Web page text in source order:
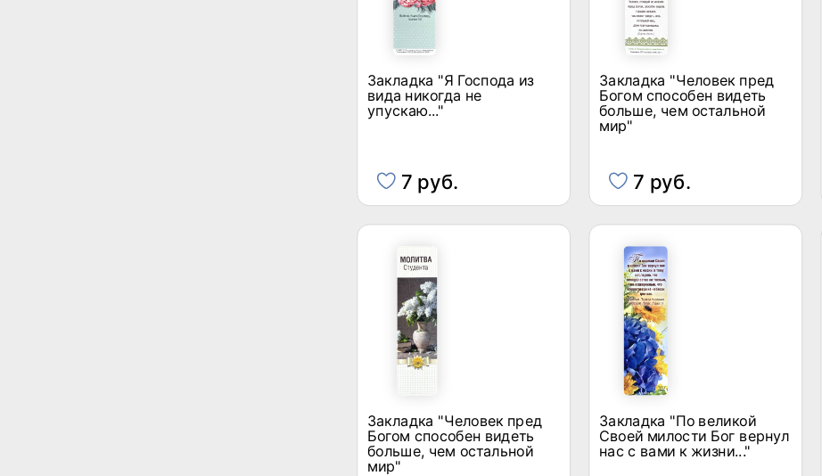
Закладка "Я Господа из
вида никогда не
упускаю..."
7 руб.
Закладка "Человек пред
Богом способен видеть
больше, чем остальной
мир"
7 руб.
Закладка "Человек пред
Богом способен видеть
больше, чем остальной
мир"
Закладка "По великой
Своей милости Бог вернул
нас с вами к жизни..."